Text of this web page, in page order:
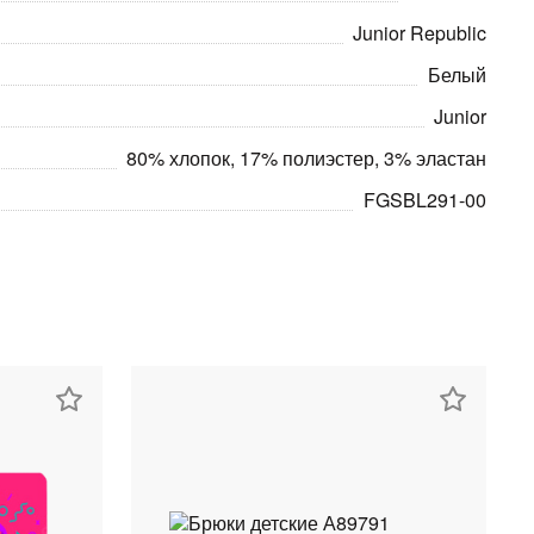
Junior Republic
Белый
Junior
80% хлопок, 17% полиэстер, 3% эластан
FGSBL291-00